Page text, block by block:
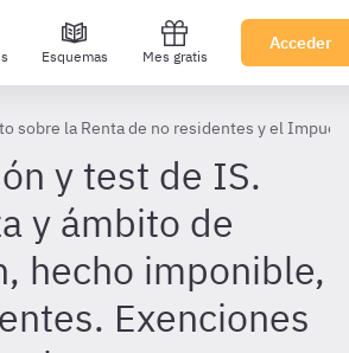
Esquemas Mes gratis
Acceder
sobre la Renta de no residentes y el
y test de IS.
y ámbito de
hecho imponible,
Exenciones